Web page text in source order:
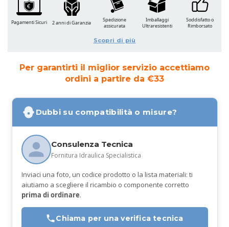
Per garantirti il miglior servizio accettiamo
ordini a partire da €33
Dubbi su compatibilità o misure?
Consulenza Tecnica
Fornitura Idraulica Specialistica
Inviaci una foto, un codice prodotto o la lista materiali: ti
aiutiamo a scegliere il ricambio o componente corretto
prima di ordinare.
Chiama per una verifica tecnica
Pagamenti Sicuri 2 anni di Garanzia
Spedizione
assicurata
Imballaggi
Ultraresistenti
Soddisfatto o
Rimborsato
Scopri di più